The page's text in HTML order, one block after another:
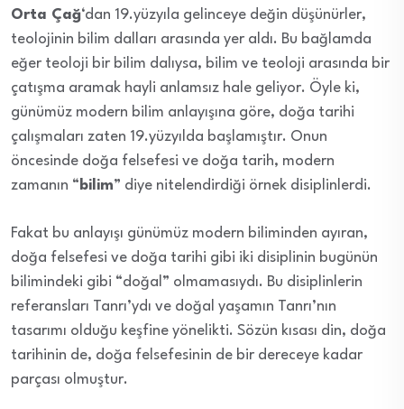
Orta Çağ‘dan 19.yüzyıla gelinceye değin düşünürler,
teolojinin bilim dalları arasında yer aldı. Bu bağlamda
eğer teoloji bir bilim dalıysa, bilim ve teoloji arasında bir
çatışma aramak hayli anlamsız hale geliyor. Öyle ki,
günümüz modern bilim anlayışına göre, doğa tarihi
çalışmaları zaten 19.yüzyılda başlamıştır. Onun
öncesinde doğa felsefesi ve doğa tarih, modern
zamanın “ bilim” diye nitelendirdiği örnek disiplinlerdi.
Fakat bu anlayışı günümüz modern biliminden ayıran,
doğa felsefesi ve doğa tarihi gibi iki disiplinin bugünün
bilimindeki gibi “doğal” olmamasıydı. Bu disiplinlerin
referansları Tanrı’ydı ve doğal yaşamın Tanrı’nın
tasarımı olduğu keşfine yönelikti. Sözün kısası din, doğa
tarihinin de, doğa felsefesinin de bir dereceye kadar
parçası olmuştur.